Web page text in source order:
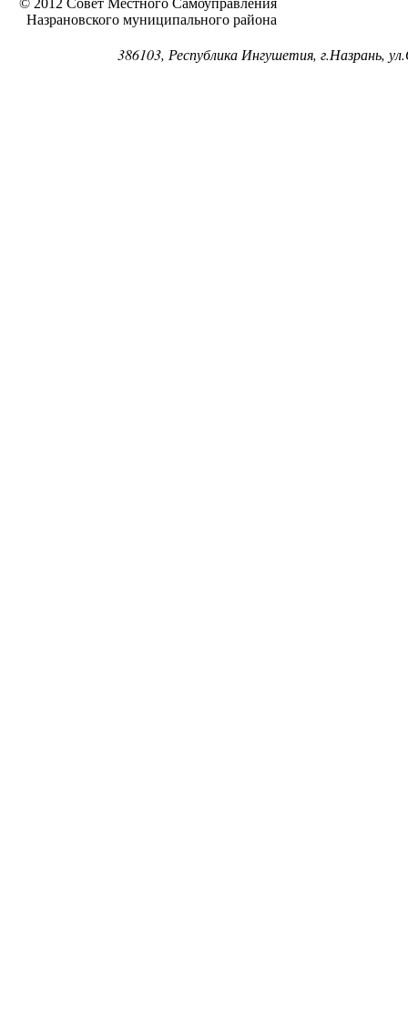
Назрановского муниципального района
386103, Республика Ингушетия, г.Назрань,